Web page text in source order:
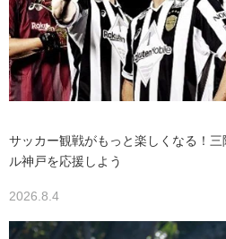
サッカー観戦がもっと楽しくなる！
ル神戸を応援しよう
2026.8.4